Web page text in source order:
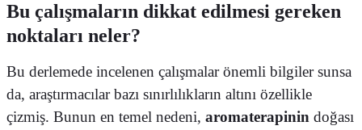
Bu çalışmaların dikkat edilmesi gereken
noktaları neler?
Bu derlemede incelenen çalışmalar önemli bilgiler sunsa
da, araştırmacılar bazı sınırlılıkların altını özellikle
çizmiş. Bunun en temel nedeni, aromaterapinin doğası